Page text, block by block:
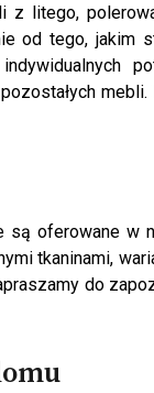
z litego,
od tego, jakim
mebli.
są oferowane w
tkaninami,
do